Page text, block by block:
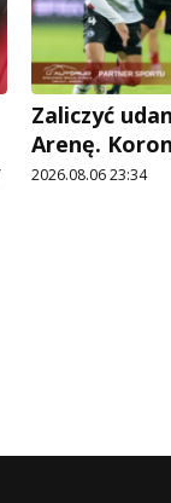
Zaliczyć
Arenę.
2026.08.06 23:34